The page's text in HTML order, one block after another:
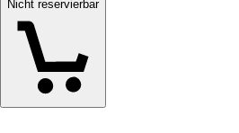
Nicht reservierbar